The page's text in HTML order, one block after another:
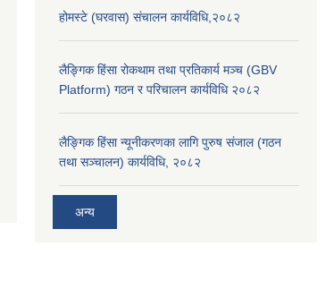
होमस्टे (घरवास) संचालन कार्यविधि,२०८२
लैङ्गिक हिंसा रोकथाम तथा प्रतिकार्य मञ्च (GBV
Platform) गठन र परिचालन कार्यविधि २०८२
लैङ्गिक हिंसा न्यूनीकरणका लागि पुरुष संजाल (गठन
तथा सञ्चालन) कार्यविधि, २०८२
अन्य